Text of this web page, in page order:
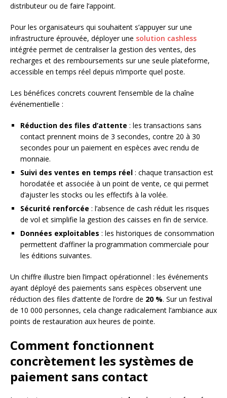
distributeur ou de faire l’appoint.
Pour les organisateurs qui souhaitent s’appuyer sur une
infrastructure éprouvée, déployer une solution cashless
intégrée permet de centraliser la gestion des ventes, des
recharges et des remboursements sur une seule plateforme,
accessible en temps réel depuis n’importe quel poste.
Les bénéfices concrets couvrent l’ensemble de la chaîne
événementielle :
Réduction des files d’attente : les transactions sans
contact prennent moins de 3 secondes, contre 20 à 30
secondes pour un paiement en espèces avec rendu de
monnaie.
Suivi des ventes en temps réel : chaque transaction est
horodatée et associée à un point de vente, ce qui permet
d’ajuster les stocks ou les effectifs à la volée.
Sécurité renforcée : l’absence de cash réduit les risques
de vol et simplifie la gestion des caisses en fin de service.
Données exploitables : les historiques de consommation
permettent d’affiner la programmation commerciale pour
les éditions suivantes.
Un chiffre illustre bien l’impact opérationnel : les événements
ayant déployé des paiements sans espèces observent une
réduction des files d’attente de l’ordre de 20 %. Sur un festival
de 10 000 personnes, cela change radicalement l’ambiance aux
points de restauration aux heures de pointe.
Comment fonctionnent
concrètement les systèmes de
paiement sans contact